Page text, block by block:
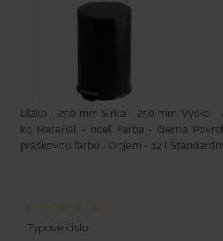
Dĺžka - 250 mm Šírka - 250 mm Výška
kg Materiál - oceľ Farba - čierna
práškovou farbou Objem - 12 l
Typové číslo